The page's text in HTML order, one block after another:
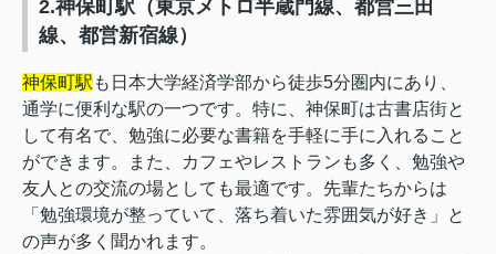
2.神保町駅（東京メトロ半蔵門線、都営三田
線、都営新宿線）
神保町駅 も日本大学経済学部から徒歩5分圏内にあり、
通学に便利な駅の一つです。特に、神保町は古書店街と
して有名で、勉強に必要な書籍を手軽に手に入れること
ができます。また、カフェやレストランも多く、勉強や
友人との交流の場としても最適です。先輩たちからは
「勉強環境が整っていて、落ち着いた雰囲気が好き」と
の声が多く聞かれます。